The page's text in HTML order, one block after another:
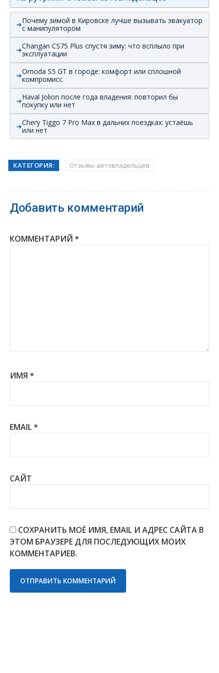
Почему зимой в Кировске лучше вызывать эвакуатор
с манипулятором
Changan CS75 Plus спустя зиму: что всплыло при
эксплуатации
Omoda S5 GT в городе: комфорт или сплошной
компромисс
Haval Jolion после года владения: повторил бы
покупку или нет
Chery Tiggo 7 Pro Max в дальних поездках: устаёшь
или нет
КАТЕГОРИЯ: Отзывы автовладельцев
Добавить комментарий
КОММЕНТАРИЙ *
ИМЯ *
EMAIL*
САЙТ
СОХРАНИТЬ МОЁ ИМЯ, EMAIL И АДРЕС САЙТА В
ЭТОМ БРАУЗЕРЕ ДЛЯ ПОСЛЕДУЮЩИХ МОИХ
КОММЕНТАРИЕВ.